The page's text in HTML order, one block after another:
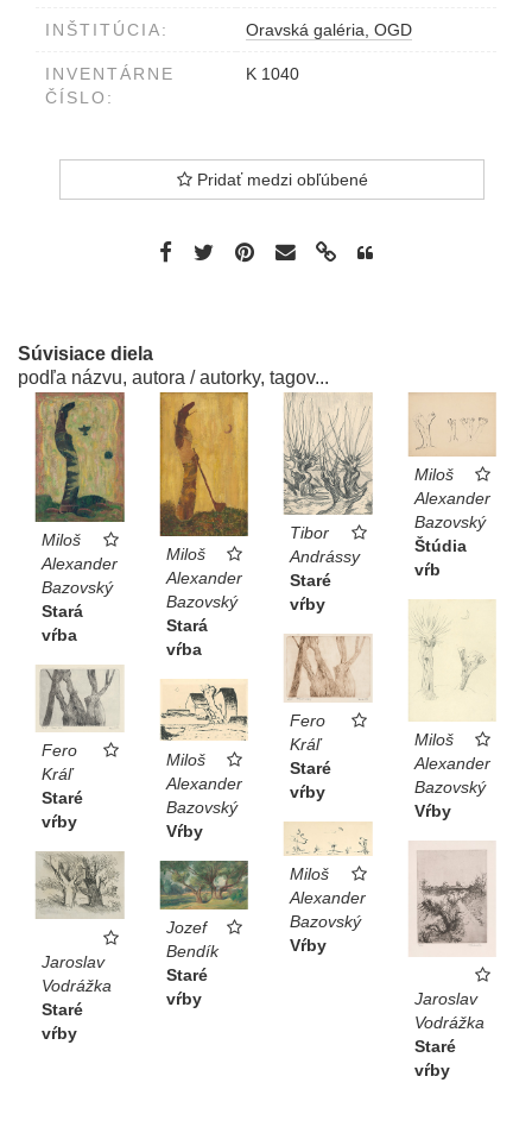
INŠTITÚCIA: Oravská galéria, OGD
INVENTÁRNE
ČÍSLO:
K 1040
Pridať medzi obľúbené
Súvisiace diela
podľa názvu, autora / autorky, tagov...
Miloš
Alexander
Bazovský
Stará
vŕba
Miloš
Alexander
Bazovský
Stará
vŕba
Tibor
Andrássy
Staré
vŕby
Miloš
Alexander
Bazovský
Štúdia
vŕb
Miloš
Alexander
Bazovský
Vŕby
Fero
Kráľ
Staré
vŕby
Fero
Kráľ
Staré
vŕby
Miloš
Alexander
Bazovský
Vŕby
Miloš
Alexander
Bazovský
Vŕby
Jaroslav
Vodrážka
Staré
vŕby
Jaroslav
Vodrážka
Staré
vŕby
Jozef
Bendík
Staré
vŕby